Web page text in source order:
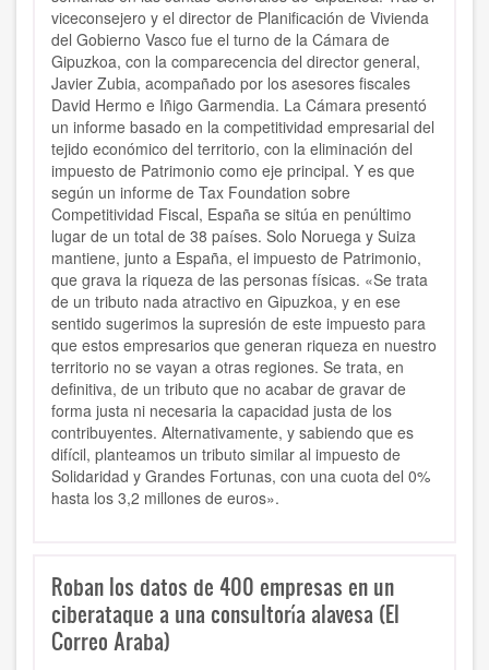
viceconsejero y el director de Planificación de Vivienda
del Gobierno Vasco fue el turno de la Cámara de
Gipuzkoa, con la comparecencia del director general,
Javier Zubia, acompañado por los asesores fiscales
David Hermo e Iñigo Garmendia. La Cámara presentó
un informe basado en la competitividad empresarial del
tejido económico del territorio, con la eliminación del
impuesto de Patrimonio como eje principal. Y es que
según un informe de Tax Foundation sobre
Competitividad Fiscal, España se sitúa en penúltimo
lugar de un total de 38 países. Solo Noruega y Suiza
mantiene, junto a España, el impuesto de Patrimonio,
que grava la riqueza de las personas físicas. «Se trata
de un tributo nada atractivo en Gipuzkoa, y en ese
sentido sugerimos la supresión de este impuesto para
que estos empresarios que generan riqueza en nuestro
territorio no se vayan a otras regiones. Se trata, en
definitiva, de un tributo que no acabar de gravar de
forma justa ni necesaria la capacidad justa de los
contribuyentes. Alternativamente, y sabiendo que es
difícil, planteamos un tributo similar al impuesto de
Solidaridad y Grandes Fortunas, con una cuota del 0%
hasta los 3,2 millones de euros».
Roban los datos de 400 empresas en un
ciberataque a una consultoría alavesa (El
Correo Araba)